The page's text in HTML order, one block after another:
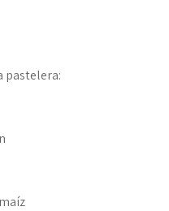
pastelera: